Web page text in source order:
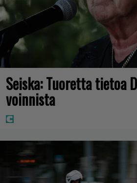
Seiska: Tuoretta tietoa
voinnista